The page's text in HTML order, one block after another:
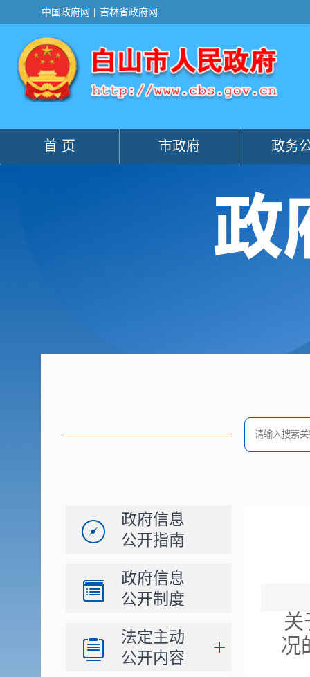
政府信息
公开指南
政府信息
公开制度
法定主动
公开内容
关
况